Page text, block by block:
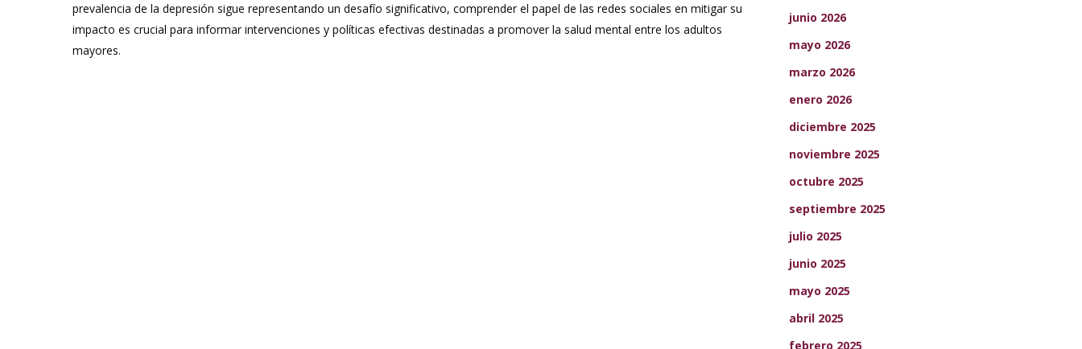
prevalencia de la depresión sigue representando un desafío significativo, comprender el papel de las redes sociales en mitigar su
impacto es crucial para informar intervenciones y políticas efectivas destinadas a promover la salud mental entre los adultos
mayores.
junio 2026
mayo 2026
marzo 2026
enero 2026
diciembre 2025
noviembre 2025
octubre 2025
septiembre 2025
julio 2025
junio 2025
mayo 2025
abril 2025
febrero 2025